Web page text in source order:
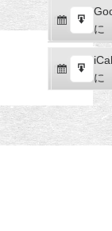
で
購
読
iCal
で
購
に
エ
ク
ス
ポ
ト
iCal
に
エ
ー